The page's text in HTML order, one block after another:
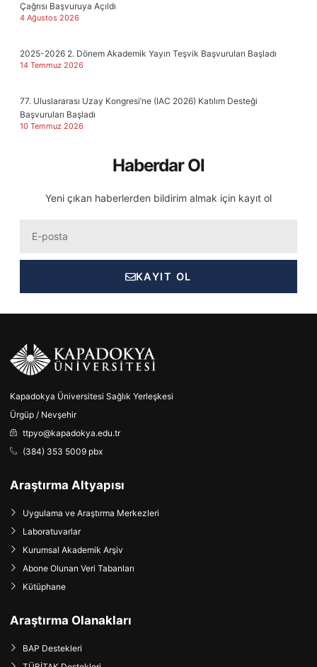
Çağrısı Başvuruya Açıldı
4 Ağustos 2026
2025-2026 2. Dönem Akademik Yayın Teşvik Başvuruları Başladı
14 Temmuz 2026
77. Uluslararası Uzay Kongresi’ne (IAC 2026) Katılım Desteği
Başvuruları Başladı
10 Temmuz 2026
Haberdar Ol
Yeni çıkan haberlerden bildirim almak için kayıt ol
KAYIT OL
Kapadokya Üniversitesi Sağlık Yerleşkesi
Ürgüp / Nevşehir
ttpyo@kapadokya.edu.tr
(384) 353 5009 pbx
Araştırma Altyapısı
Uygulama ve Araştırma Merkezleri
Laboratuvarlar
Kurumsal Akademik Arşiv
Abone Olunan Veri Tabanları
Kütüphane
Araştırma Olanakları
BAP Destekleri